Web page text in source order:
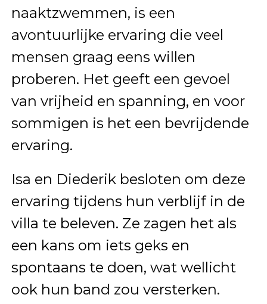
naaktzwemmen, is een
avontuurlijke ervaring die veel
mensen graag eens willen
proberen. Het geeft een gevoel
van vrijheid en spanning, en voor
sommigen is het een bevrijdende
ervaring.
Isa en Diederik besloten om deze
ervaring tijdens hun verblijf in de
villa te beleven. Ze zagen het als
een kans om iets geks en
spontaans te doen, wat wellicht
ook hun band zou versterken.